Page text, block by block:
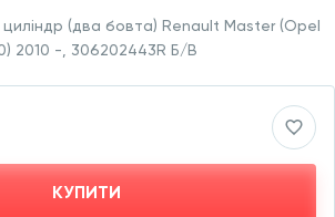
(два бовта) Renault Master (Opel
2010 -, 306202443R Б/В
КУПИТИ